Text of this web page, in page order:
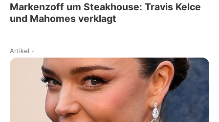
Markenzoff um Steakhouse: Travis Kelce
und Mahomes verklagt
Artikel -